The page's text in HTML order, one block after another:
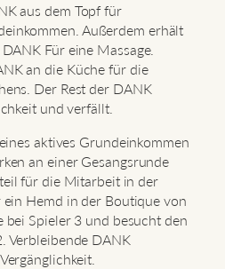
aus dem Topf für
Außerdem erhält
Für eine Massage.
an die Küche für die
Der Rest der DANK
und verfällt.
aktives Grundeinkommen
an einer Gesangsrunde
für die Mitarbeit in der
Hemd in der Boutique von
bei Spieler 3 und besucht den
Verbleibende DANK